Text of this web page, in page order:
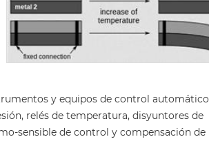
y equipos de control automático
relés de temperatura, disyuntores de
sensible de control y compensación de